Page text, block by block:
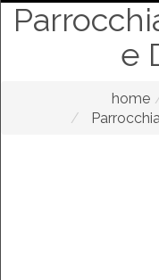
e
home